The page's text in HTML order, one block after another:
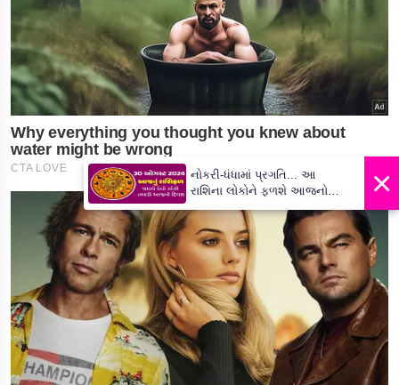
×
નોકરી-ધંધામાં પ્રગતિ... આ
રાશિના લોકોને ફળશે આજનો
દિવસ , જાણો તમારું રાશિફળ?